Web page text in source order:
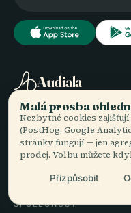
Audiala
Audioprůvodci pro to, jak
doopravdy bloumáte —
poctivě zdrojováno,
namluveno pro ulici,
staženo na jeden zátah.
SPOLEČNOST
Malá prosba
Nezbytné cookies
(PostHog, Google
stránky fungují — jen
prodej. Volbu můžete
Přizpůsobit